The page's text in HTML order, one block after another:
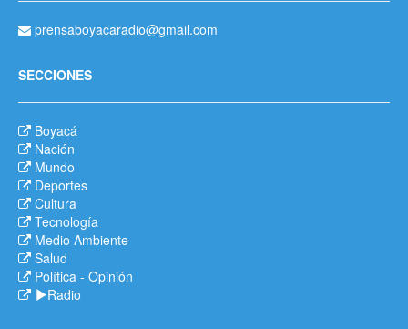
prensaboyacaradio@gmail.com
SECCIONES
Boyacá
Nación
Mundo
Deportes
Cultura
Tecnología
Medio Ambiente
Salud
Política - Opinión
Radio